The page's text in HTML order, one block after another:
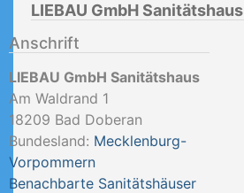
LIEBAU GmbH Sanitätshaus
Anschrift
LIEBAU GmbH Sanitätshaus
Am Waldrand 1
18209 Bad Doberan
Bundesland: Mecklenburg-
Vorpommern
Benachbarte Sanitätshäuser